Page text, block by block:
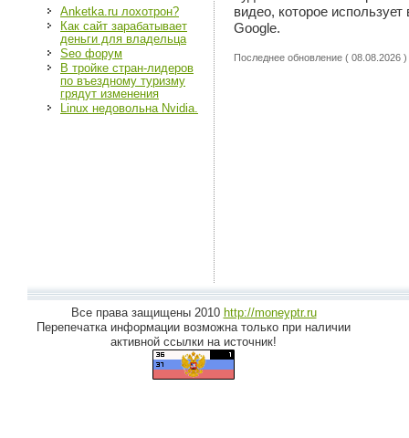
Anketka.ru лохотрон?
Как сайт зарабатывает
деньги для владельца
Seo форум
В тройке стран-лидеров
по въездному туризму
грядут изменения
Linux недовольна Nvidia.
видео, которое
Google.
Последнее обновление ( 08.08.2026 )
Все права защищены 2010 http://moneyptr.ru
Перепечатка информации возможна только при наличии
активной ссылки на источник!